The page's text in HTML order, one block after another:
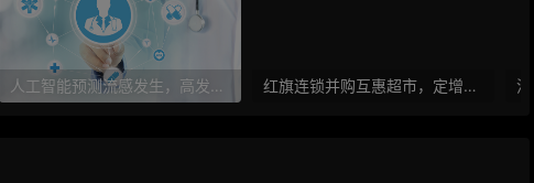
红旗连锁并购互惠超市，定增10亿大力布局O2O